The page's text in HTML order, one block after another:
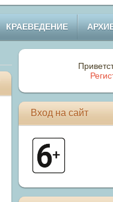
КРАЕВЕДЕНИЕ
Вход на сайт